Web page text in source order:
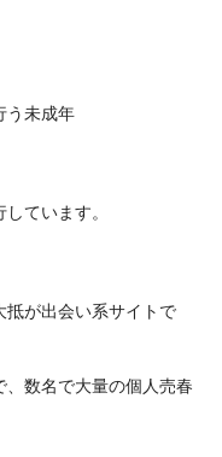
う未成年
ています。
抵が出会い系サイトで
数名で大量の個人売春